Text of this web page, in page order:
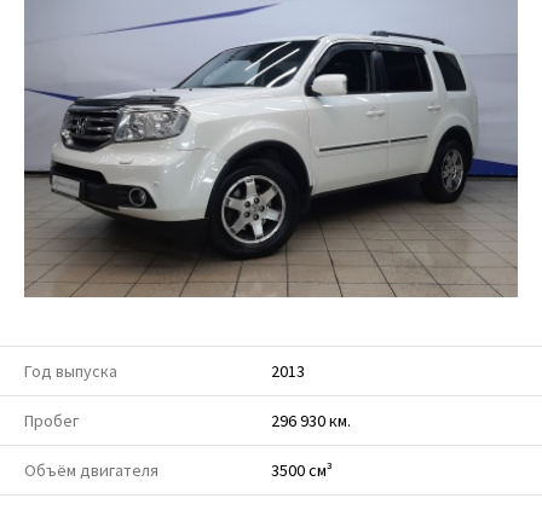
Год выпуска 2013
Пробег 296 930 км.
Объём двигателя 3500 см³